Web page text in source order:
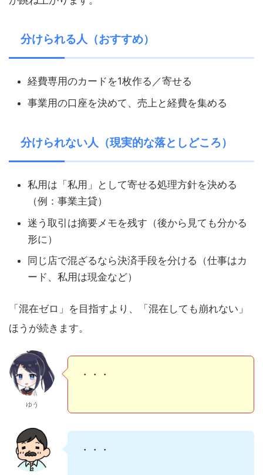
分けられる人（おすすめ）
経費専用のカードを1枚作る／寄せる
事業用の口座を決めて、売上と経費を集める
分けられない人（現実的な落としどころ）
私用は「私用」として寄せる処理方針を決める
（例：事業主貸）
迷う取引は摘要メモを残す（後から見ても分かる
形に）
同じ店で混ざるなら決済手段を分ける（仕事はカ
ード、私用は現金など）
「混在ゼロ」を目指すより、「混在しても崩れない」
ほうが続きます。
ゆう
いきなり全部分けるのは無理か
最小でいいんです。まずはサブスク